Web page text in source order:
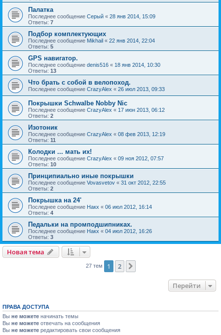
Палатка
Последнее сообщение Серый « 28 янв 2014, 15:09
Ответы: 7
Подбор комплектующих
Последнее сообщение Mikhail « 22 янв 2014, 22:04
Ответы: 5
GPS навигатор.
Последнее сообщение denis516 « 18 янв 2014, 10:30
Ответы: 13
Что брать с собой в велопоход.
Последнее сообщение CrazyAlex « 26 июл 2013, 09:33
Покрышки Schwalbe Nobby Nic
Последнее сообщение CrazyAlex « 17 июн 2013, 06:12
Ответы: 2
Изотоник
Последнее сообщение CrazyAlex « 08 фев 2013, 12:19
Ответы: 11
Колодки ... мать их!
Последнее сообщение CrazyAlex « 09 ноя 2012, 07:57
Ответы: 10
Принципиально иные покрышки
Последнее сообщение Vovasvetov « 31 окт 2012, 22:55
Ответы: 2
Покрышка на 24'
Последнее сообщение Накх « 06 июл 2012, 16:14
Ответы: 4
Педальки на промподшипниках.
Последнее сообщение Накх « 04 июл 2012, 16:26
Ответы: 3
Новая тема
27 тем 1 2
Перейти
ПРАВА ДОСТУПА
Вы не можете начинать темы
Вы не можете отвечать на сообщения
Вы не можете редактировать свои сообщения